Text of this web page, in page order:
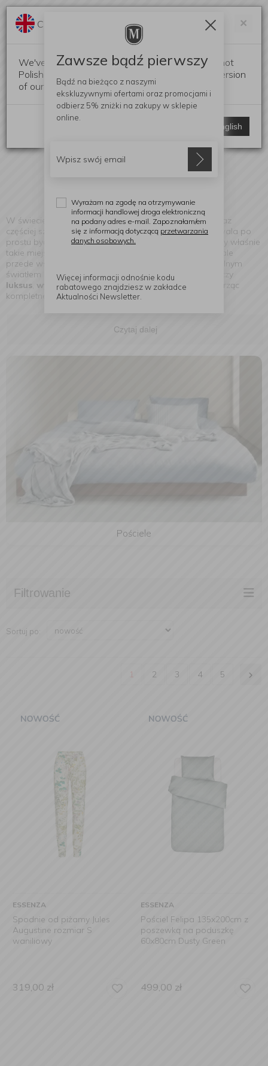
(Znaleziono produktów: 1482)
W świecie pełnym bodźców i nieustannego tempa, coraz
częściej szukamy przestrzeni, która koi, uspokaja i pozwala po
prostu być sobą.Essenza Homeod ponad 30 lat tworzy właśnie
takie miejsce – dom, który nie tylko zachwyca estetyką, ale
przede wszystkim otula zmysły miękkością tkanin, subtelnym
światłem i wyrafinowaną harmonią. To marka, która łączy
luksus wygodę,naturę izrównoważony rozwój
, tworząc
kompletne doświadczenie piękna na co dzień.
Czytaj dalej
Pościele
Filtrowanie
Sortuj po:
1 2 3 4 5
ESSENZA
Spodnie od piżamy Jules
Augustine rozmiar S
waniliowy
319,00 zł
ESSENZA
Pościel Felipa 135x200cm z
poszewką na poduszkę
60x80cm Dusty Green
499,00 zł
×
Change language?
We've detected that your browser language is not
Polish. Would you like to switch to the English version
of our website?
Switch to English
Zawsze bądź pierwszy
Bądź na bieżąco z naszymi
ekskluzywnymi ofertami oraz promocjami i
odbierz 5% zniżki na zakupy w sklepie
online.
Wyrażam na zgodę na otrzymywanie
informacji handlowej droga elektroniczną
na podany adres e-mail. Zapoznałam/em
się z informacją dotyczącą przetwarzania
danych osobowych.
Więcej informacji odnośnie kodu
rabatowego znajdziesz w zakładce
Aktualności Newsletter.